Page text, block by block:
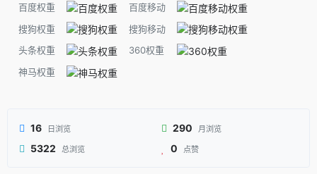
百度权重
百度移动
搜狗权重
搜狗移动
头条权重
360权重
神马权重
16 日浏览 290 月浏览
5322 总浏览 0 点赞